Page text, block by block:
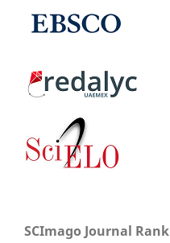
SCImago Journal Rank